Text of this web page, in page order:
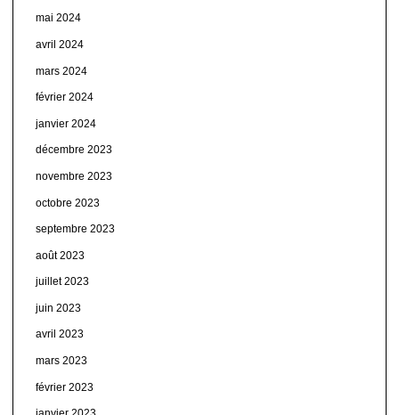
mai 2024
avril 2024
mars 2024
février 2024
janvier 2024
décembre 2023
novembre 2023
octobre 2023
septembre 2023
août 2023
juillet 2023
juin 2023
avril 2023
mars 2023
février 2023